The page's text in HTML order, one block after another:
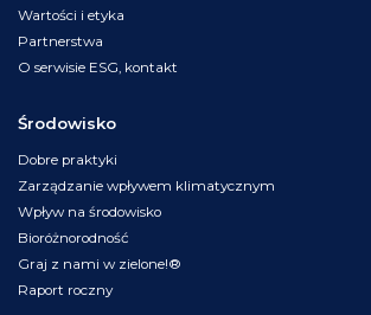
Wartości i etyka
Partnerstwa
O serwisie ESG, kontakt
Środowisko
Dobre praktyki
Zarządzanie wpływem klimatycznym
Wpływ na środowisko
Bioróżnorodność
Graj z nami w zielone!®
Raport roczny